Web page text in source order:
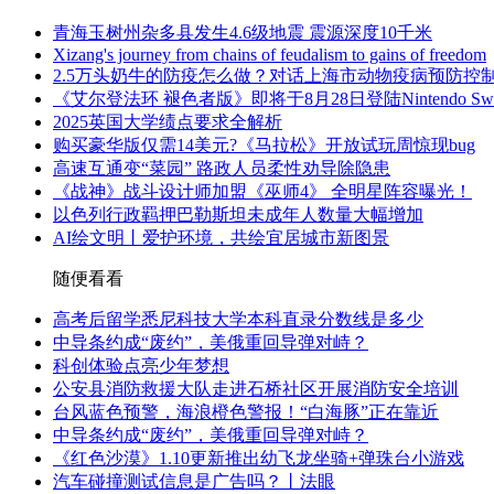
青海玉树州杂多县发生4.6级地震 震源深度10千米
Xizang's journey from chains of feudalism to gains of freedom
2.5万头奶牛的防疫怎么做？对话上海市动物疫病预防控
《艾尔登法环 褪色者版》即将于8月28日登陆Nintendo
2025英国大学绩点要求全解析
购买豪华版仅需14美元?《马拉松》开放试玩周惊现bug
高速互通变“菜园” 路政人员柔性劝导除隐患
《战神》战斗设计师加盟《巫师4》 全明星阵容曝光！
以色列行政羁押巴勒斯坦未成年人数量大幅增加
AI绘文明丨爱护环境，共绘宜居城市新图景
随便看看
高考后留学悉尼科技大学本科直录分数线是多少
中导条约成“废约”，美俄重回导弹对峙？
科创体验点亮少年梦想
公安县消防救援大队走进石桥社区开展消防安全培训
台风蓝色预警，海浪橙色警报！“白海豚”正在靠近
中导条约成“废约”，美俄重回导弹对峙？
《红色沙漠》1.10更新推出幼飞龙坐骑+弹珠台小游戏
汽车碰撞测试信息是广告吗？丨法眼